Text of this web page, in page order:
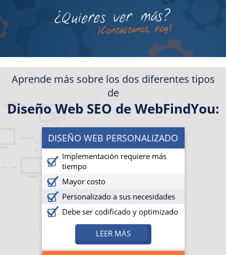
Aprende más sobre los dos diferentes tipos
de
Diseño Web SEO de WebFindYou:
DISEÑO WEB PERSONALIZADO
Implementación requiere más
tiempo
Mayor costo
Personalizado a sus necesidades
Debe ser codificado y optimizado
LEER MÁS